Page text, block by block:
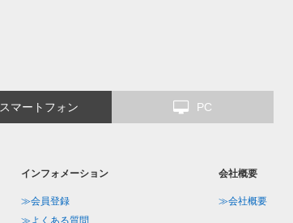
スマートフォン PC
インフォメーション
≫会員登録
≫よくある質問
会社概要
≫会社概要